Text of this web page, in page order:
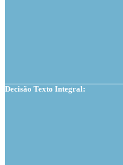
Decisão Texto Integral: